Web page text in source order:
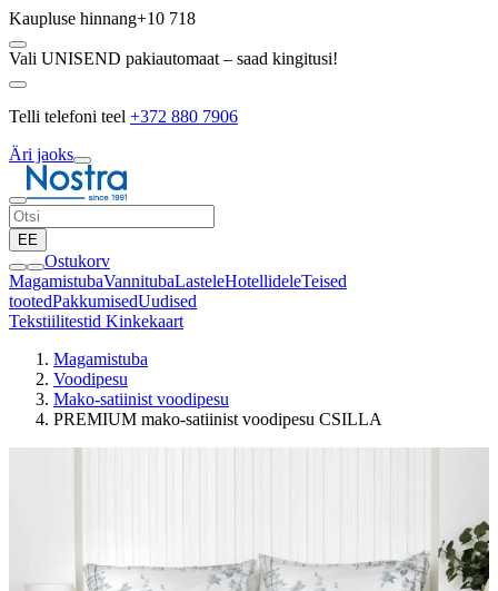
Kaupluse hinnang+10 718
Vali UNISEND pakiautomaat – saad kingitusi!
Telli telefoni teel +372 880 7906
Äri jaoks
EE
Ostukorv
MagamistubaVannitubaLasteleHotellideleTeised
tootedPakkumisedUudised
Tekstiilitestid Kinkekaart
Magamistuba
Voodipesu
Mako-satiinist voodipesu
PREMIUM mako-satiinist voodipesu CSILLA